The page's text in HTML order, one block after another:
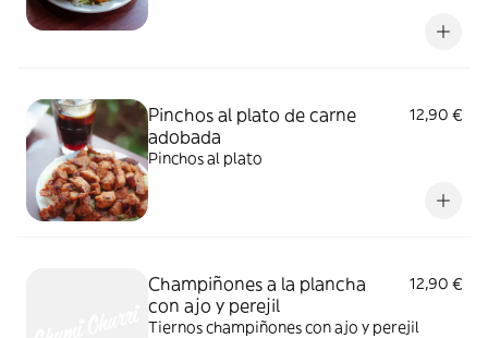
Pinchos al plato de carne
adobada
12,90 €
Pinchos al plato
Champiñones a la plancha
con ajo y perejil
12,90 €
Tiernos champiñones con ajo y perejil